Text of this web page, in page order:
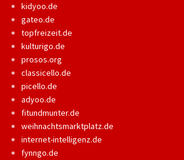
kidyoo.de
gateo.de
topfreizeit.de
kulturigo.de
prosos.org
classicello.de
picello.de
adyoo.de
fitundmunter.de
weihnachtsmarktplatz.de
internet-intelligenz.de
fynngo.de